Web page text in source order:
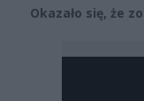
Okazało się, że